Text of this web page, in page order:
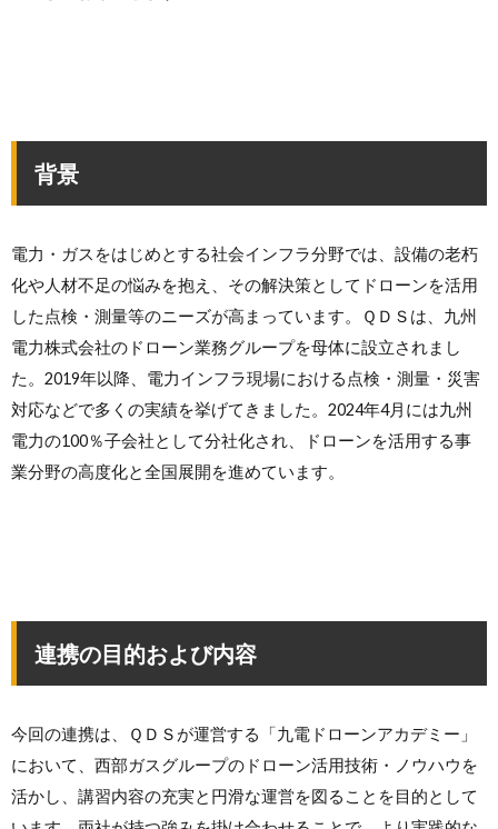
背景
電力・ガスをはじめとする社会インフラ分野では、設備の老朽
化や人材不足の悩みを抱え、その解決策としてドローンを活用
した点検・測量等のニーズが高まっています。ＱＤＳは、九州
電力株式会社のドローン業務グループを母体に設立されまし
た。2019年以降、電力インフラ現場における点検・測量・災害
対応などで多くの実績を挙げてきました。2024年4月には九州
電力の100％子会社として分社化され、ドローンを活用する事
業分野の高度化と全国展開を進めています。
連携の目的および内容
今回の連携は、ＱＤＳが運営する「九電ドローンアカデミー」
において、西部ガスグループのドローン活用技術・ノウハウを
活かし、講習内容の充実と円滑な運営を図ることを目的として